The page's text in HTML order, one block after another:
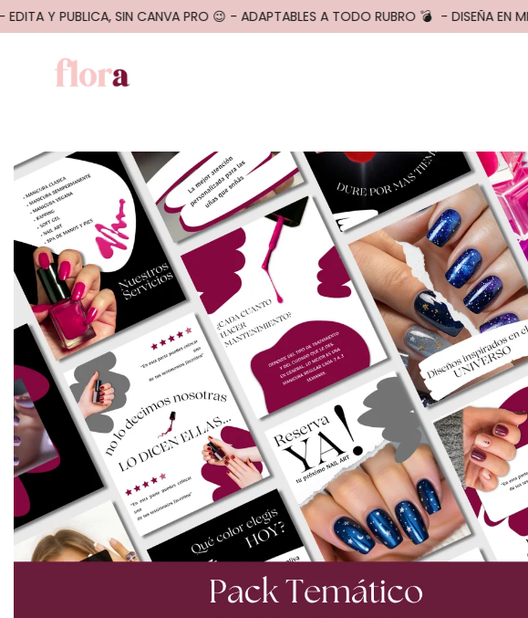
Y PUBLICA, SIN CANVA PRO 😉 - ADAPTABLES A TODO RUBRO 💣 - DISEÑA EN